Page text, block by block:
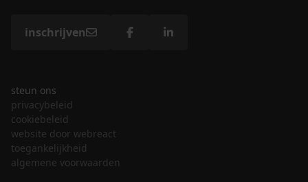
inschrijven
steun ons
privacybeleid
cookiebeleid
website door webreact
toegankelijkheid
algemene voorwaarden